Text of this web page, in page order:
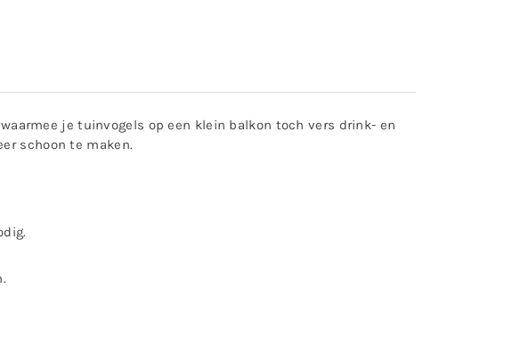
je tuinvogels op een klein balkon toch vers drink- en
schoon te maken.